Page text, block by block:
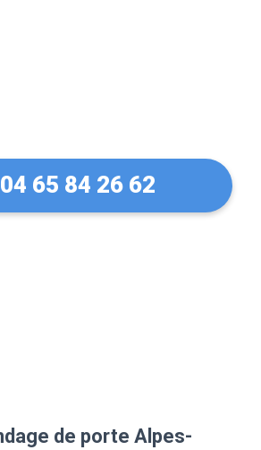
04 65 84 26 62
de porte Alpes-